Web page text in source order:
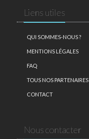
Liens utiles
QUI SOMMES-NOUS ?
MENTIONS LÉGALES
FAQ
TOUS NOS PARTENAIRES
CONTACT
Nous contacter